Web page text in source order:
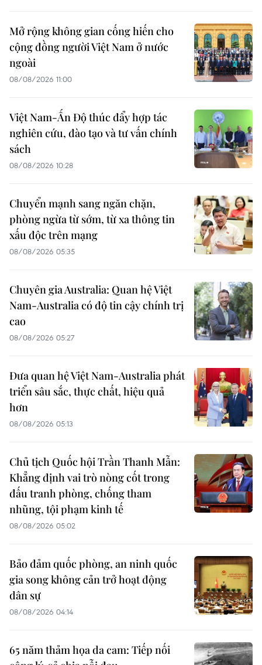
Mở rộng không gian cống hiến cho
cộng đồng người Việt Nam ở nước
ngoài
08/08/2026 11:00
Việt Nam-Ấn Độ thúc đẩy hợp tác
nghiên cứu, đào tạo và tư vấn chính
sách
08/08/2026 10:28
Chuyển mạnh sang ngăn chặn,
phòng ngừa từ sớm, từ xa thông tin
xấu độc trên mạng
08/08/2026 05:35
Chuyên gia Australia: Quan hệ Việt
Nam-Australia có độ tin cậy chính trị
cao
08/08/2026 05:27
Đưa quan hệ Việt Nam-Australia phát
triển sâu sắc, thực chất, hiệu quả
hơn
08/08/2026 05:13
Chủ tịch Quốc hội Trần Thanh Mẫn:
Khẳng định vai trò nòng cốt trong
đấu tranh phòng, chống tham
nhũng, tội phạm kinh tế
08/08/2026 05:02
Bảo đảm quốc phòng, an ninh quốc
gia song không cản trở hoạt động
dân sự
08/08/2026 04:14
65 năm thảm họa da cam: Tiếp nối